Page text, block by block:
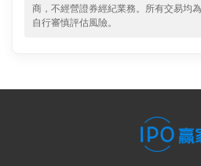
商，不經營證券經紀業務。所有交易均
自行審慎評估風險。